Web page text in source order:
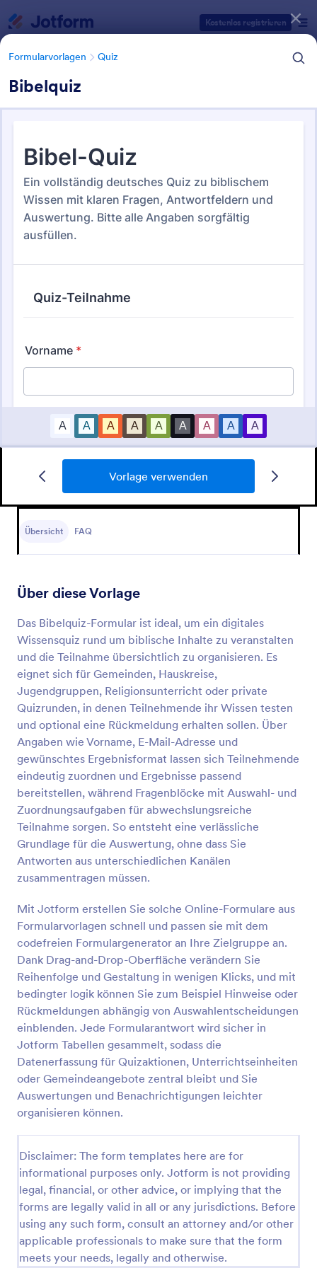
Kostenlos registrieren
Formularvorlagen Quiz
Bibelquiz
Vorlage verwenden
Übersicht FAQ
Über diese Vorlage
Das Bibelquiz-Formular ist ideal, um ein digitales
Wissensquiz rund um biblische Inhalte zu veranstalten
und die Teilnahme übersichtlich zu organisieren. Es
eignet sich für Gemeinden, Hauskreise,
Jugendgruppen, Religionsunterricht oder private
Quizrunden, in denen Teilnehmende ihr Wissen testen
und optional eine Rückmeldung erhalten sollen. Über
Angaben wie Vorname, E-Mail-Adresse und
gewünschtes Ergebnisformat lassen sich Teilnehmende
eindeutig zuordnen und Ergebnisse passend
bereitstellen, während Fragenblöcke mit Auswahl- und
Zuordnungsaufgaben für abwechslungsreiche
Teilnahme sorgen. So entsteht eine verlässliche
Grundlage für die Auswertung, ohne dass Sie
Antworten aus unterschiedlichen Kanälen
zusammentragen müssen.
Mit Jotform erstellen Sie solche Online-Formulare aus
Formularvorlagen schnell und passen sie mit dem
codefreien Formulargenerator an Ihre Zielgruppe an.
Dank Drag-and-Drop-Oberfläche verändern Sie
Reihenfolge und Gestaltung in wenigen Klicks, und mit
bedingter logik können Sie zum Beispiel Hinweise oder
Rückmeldungen abhängig von Auswahlentscheidungen
einblenden. Jede Formularantwort wird sicher in
Jotform Tabellen gesammelt, sodass die
Datenerfassung für Quizaktionen, Unterrichtseinheiten
oder Gemeindeangebote zentral bleibt und Sie
Auswertungen und Benachrichtigungen leichter
organisieren können.
Disclaimer: The form templates here are for
informational purposes only. Jotform is not providing
legal, financial, or other advice, or implying that the
forms are legally valid in all or any jurisdictions. Before
using any such form, consult an attorney and/or other
applicable professionals to make sure that the form
meets your needs, legally and otherwise.
Formularvorlagen Quiz
Quiz Vorlagen
63 Vorlagen
Allgemeinwissen Quiz
Umfrage, mit der das Wissen eines Teilnehmers
Vorschau
Depersonalisation Test
Ein Depersonalisationstest ist ein Fragebogen, der
von Ärzten verwendet wird, um die
Depersonalisationssymptome eines Patienten zu
Go to Category:
Quiz
Vorlage verwenden
Formularvorlagen Kategorien